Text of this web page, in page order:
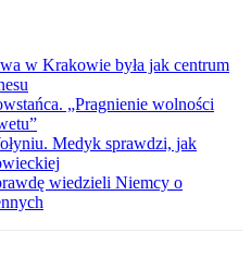
w Krakowie była jak centrum
„Pragnienie wolności
Medyk sprawdzi, jak
wiedzieli Niemcy o